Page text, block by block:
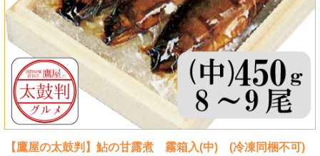
【鷹屋の太鼓判】鮎の甘露煮 霧箱入(中) (冷凍同梱不可)